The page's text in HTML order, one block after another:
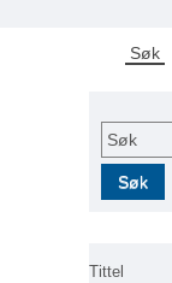
Søk
Søk
Søk
Tittel